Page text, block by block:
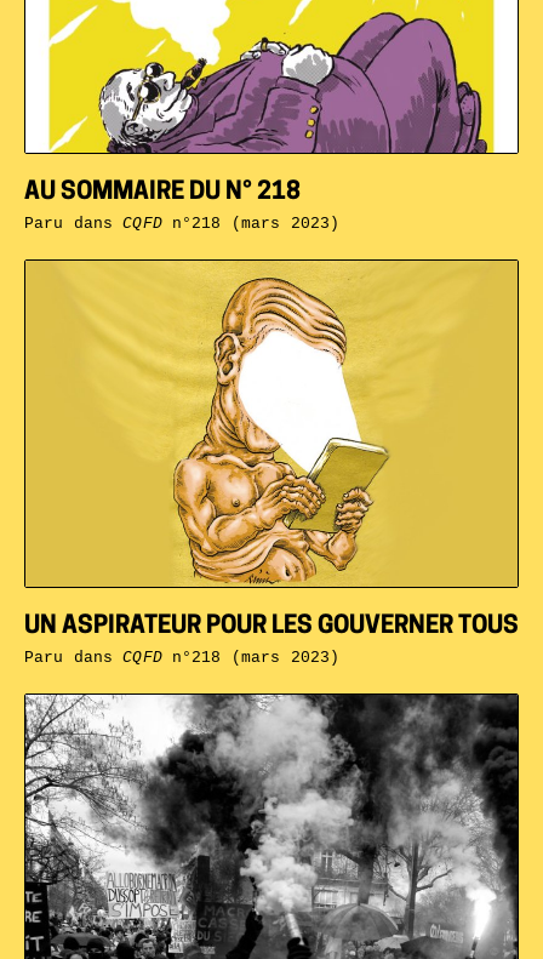
UN ASPIRATEUR POUR LES GOUVERNER TOUS
Paru dansCQFDn°218 (mars 2023)
AU SOMMAIRE DU N° 218
Paru dansCQFDn°218 (mars 2023)